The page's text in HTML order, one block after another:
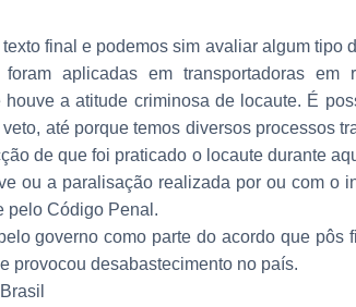
texto final e podemos sim avaliar algum tipo
aplicadas em transportadoras em
a atitude criminosa de locaute. É
até porque temos diversos processos
de que foi praticado o locaute durante
ou a paralisação realizada por ou com o
pelo Código Penal.
governo como parte do acordo que pôs
provocou desabastecimento no país.